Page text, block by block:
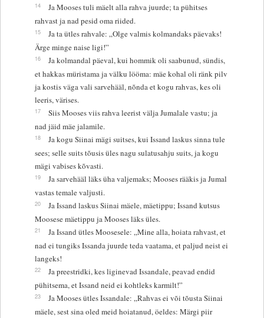
14
Ja Mooses tuli mäelt alla rahva juurde; ta pühitses
rahvast ja nad pesid oma riided.
15
Ja ta ütles rahvale: „Olge valmis kolmandaks päevaks!
Ärge minge naise ligi!”
16
Ja kolmandal päeval, kui hommik oli saabunud, sündis,
et hakkas müristama ja välku lööma: mäe kohal oli ränk pilv
ja kostis väga vali sarvehääl, nõnda et kogu rahvas, kes oli
leeris, värises.
17
Siis Mooses viis rahva leerist välja Jumalale vastu; ja
nad jäid mäe jalamile.
18
Ja kogu Siinai mägi suitses, kui Issand laskus sinna tule
sees; selle suits tõusis üles nagu sulatusahju suits, ja kogu
mägi vabises kõvasti.
19
Ja sarvehääl läks üha valjemaks; Mooses rääkis ja Jumal
vastas temale valjusti.
20
Ja Issand laskus Siinai mäele, mäetippu; Issand kutsus
Moosese mäetippu ja Mooses läks üles.
21
Ja Issand ütles Moosesele: „Mine alla, hoiata rahvast, et
nad ei tungiks Issanda juurde teda vaatama, et paljud neist ei
langeks!
22
Ja preestridki, kes liginevad Issandale, peavad endid
pühitsema, et Issand neid ei kohtleks karmilt!”
23
Ja Mooses ütles Issandale: „Rahvas ei või tõusta Siinai
mäele, sest sina oled meid hoiatanud, öeldes: Märgi piir